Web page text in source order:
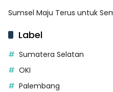
Sumsel Maju Terus untuk
Label
Sumatera Selatan
OKI
Palembang